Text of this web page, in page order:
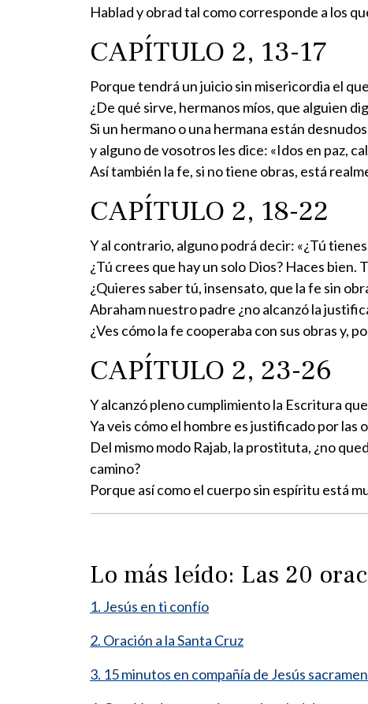
Hablad y obrad tal como corresponde a los
CAPÍTULO 2, 13-17
Porque tendrá un juicio sin misericordia el
¿De qué sirve, hermanos míos, que alguien
Si un hermano o una hermana están
y alguno de vosotros les dice: «Idos en paz,
Así también la fe, si no tiene obras, está
CAPÍTULO 2, 18-22
Y al contrario, alguno podrá decir: «¿Tú
¿Tú crees que hay un solo Dios? Haces bien.
¿Quieres saber tú, insensato, que la fe sin
Abraham nuestro padre ¿no alcanzó la
¿Ves cómo la fe cooperaba con sus obras y,
CAPÍTULO 2, 23-26
Y alcanzó pleno cumplimiento la Escritura
Ya veis cómo el hombre es justificado por las
Del mismo modo Rajab, la prostituta, ¿no
camino?
Porque así como el cuerpo sin espíritu está
Lo más leído: Las 20
1. Jesús en ti confío
2. Oración a la Santa Cruz
3. 15 minutos en compañía de Jesús